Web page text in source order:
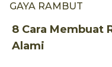
GAYA RAMBUT
8 Cara Membuat
Alami